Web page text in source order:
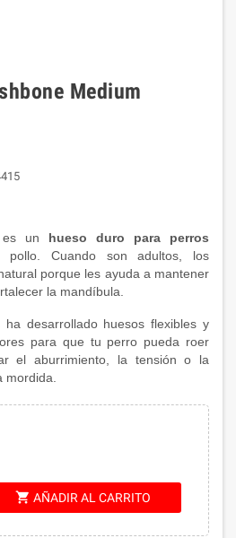
Medium
es un hueso duro para perros
Cuando son adultos, los
porque les ayuda a mantener
la mandíbula.
desarrollado huesos flexibles y
para que tu perro pueda roer
el aburrimiento, la tensión o la
mordida.
shopping_cart AÑADIR AL CARRITO